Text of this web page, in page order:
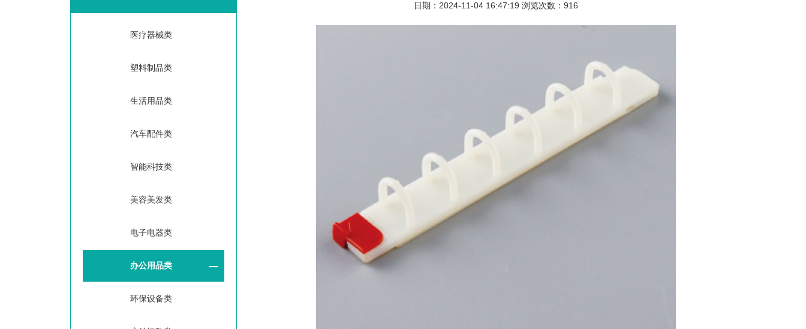
医疗器械类
塑料制品类
生活用品类
汽车配件类
智能科技类
美容美发类
电子电器类
办公用品类
环保设备类
日期：2024-11-04 16:47:19 浏览次数：916